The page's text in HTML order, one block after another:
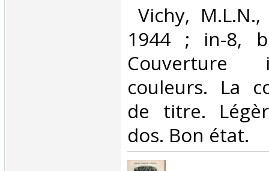
Vichy,
1944 ; in-8,
Couverture
couleurs. La
de titre.
dos. Bon état. ‎